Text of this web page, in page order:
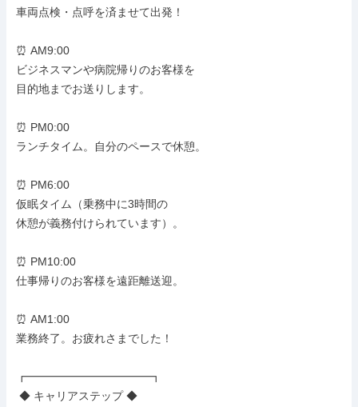
車両点検・点呼を済ませて出発！
⏰ AM9:00
ビジネスマンや病院帰りのお客様を
目的地までお送りします。
⏰ PM0:00
ランチタイム。自分のペースで休憩。
⏰ PM6:00
仮眠タイム（乗務中に3時間の
休憩が義務付けられています）。
⏰ PM10:00
仕事帰りのお客様を遠距離送迎。
⏰ AM1:00
業務終了。お疲れさまでした！
┏━━━━━━━━━━━┓